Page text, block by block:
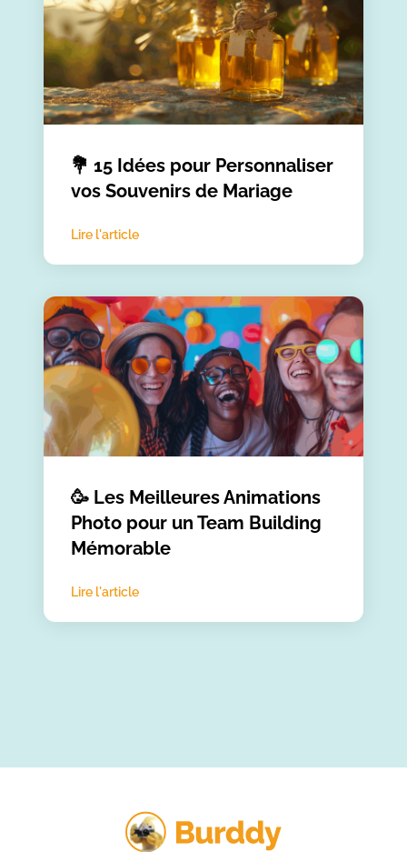
💐 15 Idées pour Personnaliser
vos Souvenirs de Mariage
Lire l'article
🥳 Les Meilleures Animations
Photo pour un Team Building
Mémorable
Lire l'article